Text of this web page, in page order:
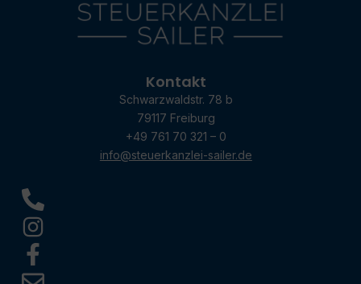
Kontakt
Schwarzwaldstr. 78 b
79117 Freiburg
+49 761 70 321 – 0
info@steuerkanzlei-sailer.de